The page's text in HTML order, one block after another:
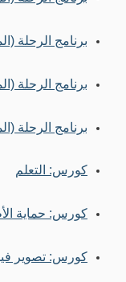
برنامج الرحلة
برنامج الرحلة
برنامج الرحلة
كورس: التعلم
كورس: حماية
كورس: تصوير